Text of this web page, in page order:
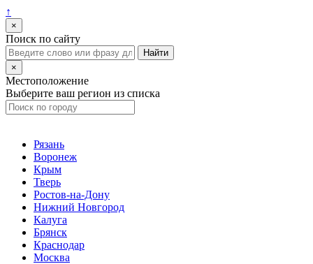
↑
×
Поиск по сайту
×
Местоположение
Выберите ваш регион из списка
Рязань
Воронеж
Крым
Тверь
Ростов-на-Дону
Нижний Новгород
Калуга
Брянск
Краснодар
Москва